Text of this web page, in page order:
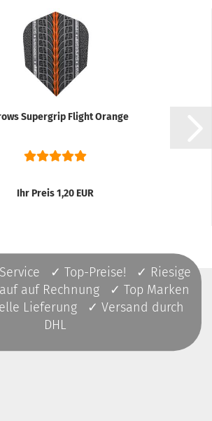
Supergrip Flight Orange
Ihr Preis 1,20 EUR
✓ Top-Preise! ✓ Riesige
auf Rechnung ✓ Top Marken
Lieferung ✓ Versand durch
DHL